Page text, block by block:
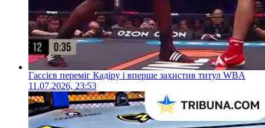
Гассієв переміг Кадіру і вперше захистив титул WBA
11.07.2026, 23:53